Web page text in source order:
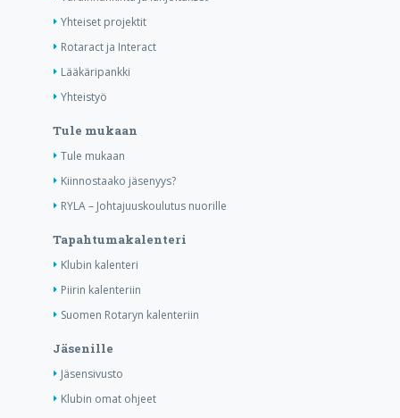
Yhteiset projektit
Rotaract ja Interact
Lääkäripankki
Yhteistyö
Tule mukaan
Tule mukaan
Kiinnostaako jäsenyys?
RYLA – Johtajuuskoulutus nuorille
Tapahtumakalenteri
Klubin kalenteri
Piirin kalenteriin
Suomen Rotaryn kalenteriin
Jäsenille
Jäsensivusto
Klubin omat ohjeet